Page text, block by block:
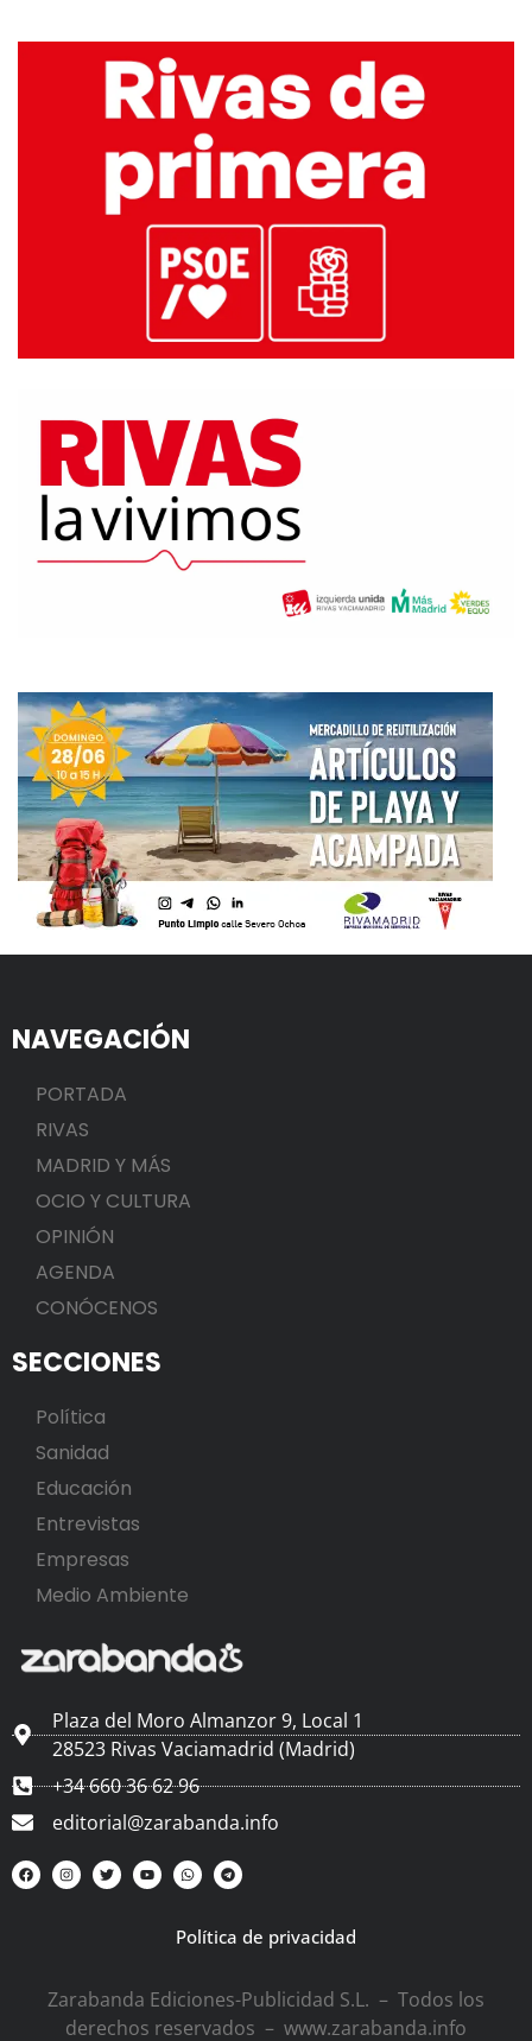
NAVEGACIÓN
PORTADA
RIVAS
MADRID Y MÁS
OCIO Y CULTURA
OPINIÓN
AGENDA
CONÓCENOS
SECCIONES
Política
Sanidad
Educación
Entrevistas
Empresas
Medio Ambiente
Plaza del Moro Almanzor 9, Local 1
28523 Rivas Vaciamadrid (Madrid)
+34 660 36 62 96
editorial@zarabanda.info
Política de privacidad
Zarabanda Ediciones-Publicidad S.L. – Todos los
derechos reservados – www.zarabanda.info